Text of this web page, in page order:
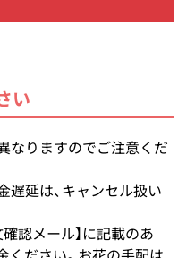
い
なりますのでご注意くだ
延は、キャンセル扱い
認メール】に記載のあ